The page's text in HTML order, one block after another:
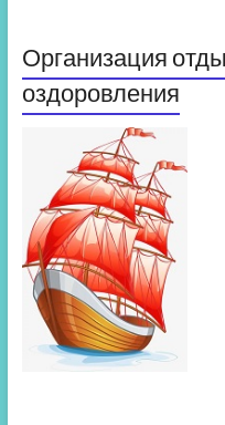
Организация
оздоровления